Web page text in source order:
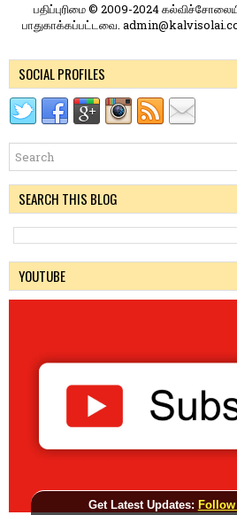
Get Latest Updates:
பதிப்புரிமை © 2009-2024
பாதுகாக்கப்பட்டவை.
SOCIAL PROFILES
SEARCH THIS BLOG
YOUTUBE